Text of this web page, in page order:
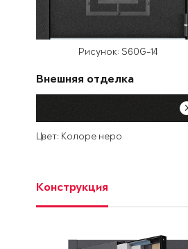
Рисунок: S60G-14
Внешняя отделка
Цвет: Колоре неро
Конструкция